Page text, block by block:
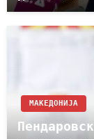
МАКЕДОНИЈА